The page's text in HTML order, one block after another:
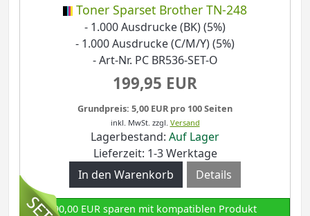
Toner Sparset Brother TN-248
- 1.000 Ausdrucke (BK) (5%)
- 1.000 Ausdrucke (C/M/Y) (5%)
- Art-Nr. PC BR536-SET-O
199,95 EUR
Grundpreis: 5,00 EUR pro 100 Seiten
inkl. MwSt. zzgl. Versand
Lagerbestand: Auf Lager
Lieferzeit: 1-3 Werktage
Details
90,00 EUR sparen mit kompatiblen Produkt